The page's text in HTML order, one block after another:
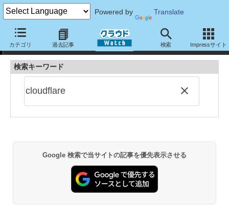
Powered by Translate
カテゴリ 過去記事 検索 Impressサイト
記事検索
検索キーワード
Google 検索で当サイトの記事を優先表示させる